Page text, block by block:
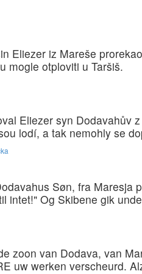
Eliezer iz Mareše
mogle otploviti u Taršiš.
Eliezer syn Dodavahův
lodí, a tak nemohly se
Søn, fra Maresja
intet!" Og Skibene gik
zoon van Dodava, van
uw werken verscheurd.